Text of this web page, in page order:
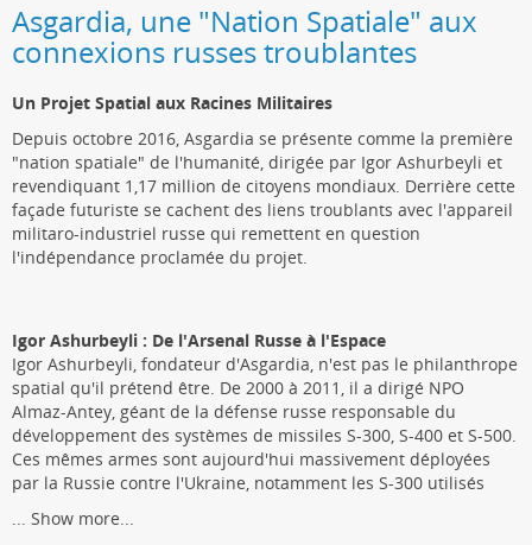
Asgardia, une "Nation Spatiale" aux
connexions russes troublantes
Un Projet Spatial aux Racines Militaires
Depuis octobre 2016, Asgardia se présente comme la première
"nation spatiale" de l'humanité, dirigée par Igor Ashurbeyli et
revendiquant 1,17 million de citoyens mondiaux. Derrière cette
façade futuriste se cachent des liens troublants avec l'appareil
militaro-industriel russe qui remettent en question
l'indépendance proclamée du projet.
Igor Ashurbeyli : De l'Arsenal Russe à l'Espace
Igor Ashurbeyli, fondateur d'Asgardia, n'est pas le philanthrope
spatial qu'il prétend être. De 2000 à 2011, il a dirigé NPO
Almaz-Antey, géant de la défense russe responsable du
développement des systèmes de missiles S-300, S-400 et S-500.
Ces mêmes armes sont aujourd'hui massivement déployées
par la Russie contre l'Ukraine, notamment les S-300 utilisés
... Show more...